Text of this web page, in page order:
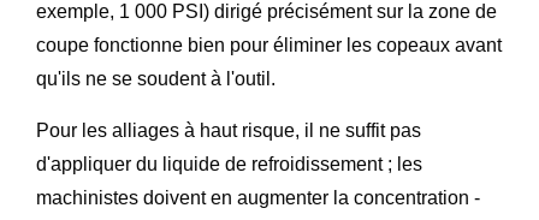
exemple, 1 000 PSI) dirigé précisément sur la zone de
coupe fonctionne bien pour éliminer les copeaux avant
qu'ils ne se soudent à l'outil.
Pour les alliages à haut risque, il ne suffit pas
d'appliquer du liquide de refroidissement ; les
machinistes doivent en augmenter la concentration -